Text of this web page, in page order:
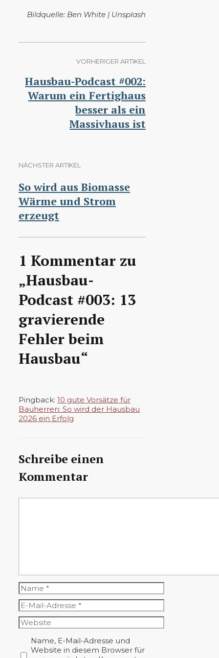
Bildquelle: Ben White | Unsplash
VORHERIGER ARTIKEL
Hausbau-Podcast #002:
Warum ein Fertighaus
besser als ein
Massivhaus ist
NÄCHSTER ARTIKEL
So wird aus Biomasse
Wärme und Strom
erzeugt
1 Kommentar zu
„Hausbau-
Podcast #003: 13
gravierende
Fehler beim
Hausbau“
Pingback: 10 gute Vorsätze für
Bauherren: So wird der Hausbau
2026 ein Erfolg
Schreibe einen
Kommentar
Name
E-
Mail-
Adresse
Website
Name, E-Mail-Adresse und
Website in diesem Browser für